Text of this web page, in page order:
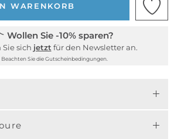
WARENKORB
Wollen Sie -10% sparen?
sich jetzt für den Newsletter an.
Beachten Sie die Gutscheinbedingungen.